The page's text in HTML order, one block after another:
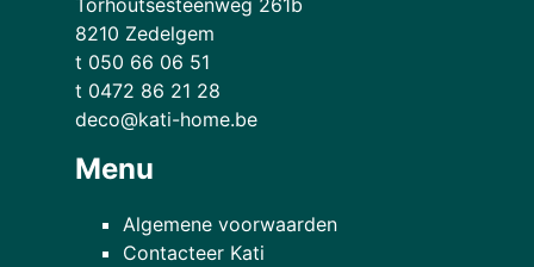
Torhoutsesteenweg 261b
8210 Zedelgem
t 050 66 06 51
t 0472 86 21 28
deco@kati-home.be
Menu
Algemene voorwaarden
Contacteer Kati